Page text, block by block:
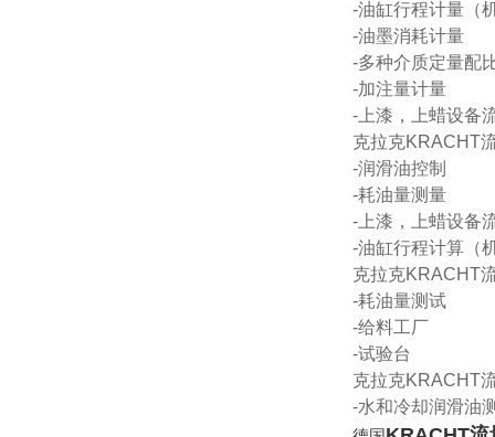
-油缸行程计量（
-油墨消耗计量
-多种介质定量配
-加注量计量
-上漆，上蜡设备
克拉克KRACHT
-润滑油控制
-耗油量测量
-上漆，上蜡设备
-油缸行程计算（
克拉克KRACHT
-耗油量测试
-给料工厂
-试验台
克拉克KRACHT
-水和冷却润滑油